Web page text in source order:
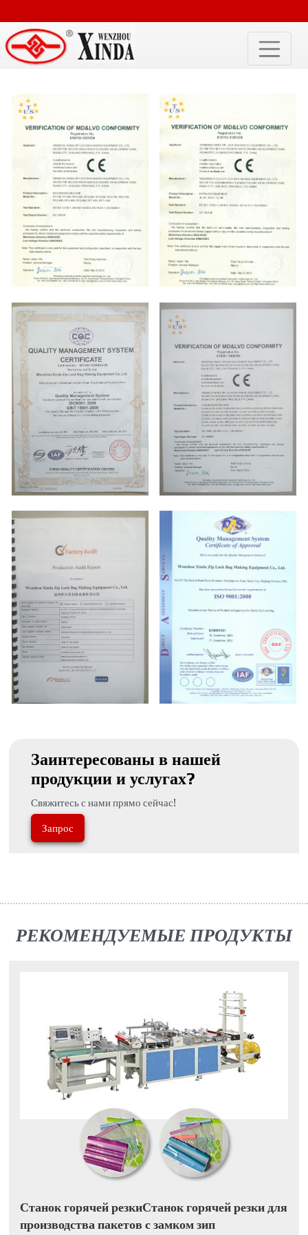
Заинтересованы в нашей
продукции и услугах?
Свяжитесь с нами прямо сейчас!
Запрос
РЕКОМЕНДУЕМЫЕ ПРОДУКТЫ
Станок горячей резкиСтанок горячей резки для
производства пакетов с замком зип